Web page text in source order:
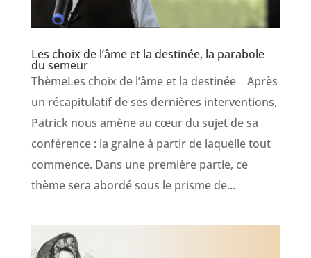
Les choix de l’âme et la destinée, la parabole
du semeur
ThèmeLes choix de l’âme et la destinée Après
un récapitulatif de ses dernières interventions,
Patrick nous amène au cœur du sujet de sa
conférence : la graine à partir de laquelle tout
commence. Dans une première partie, ce
thème sera abordé sous le prisme de...